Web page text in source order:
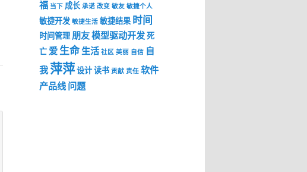
福 当下 成长 承诺 改变 敏友 敏捷个人
敏捷开发 敏捷生活 敏捷结果 时间
时间管理 朋友模型驱动开发 死
亡 爱 生命 生活 社区 美丽 自信
自
我 萍萍 设计 读书 贡献 责任 软件
产品线 问题